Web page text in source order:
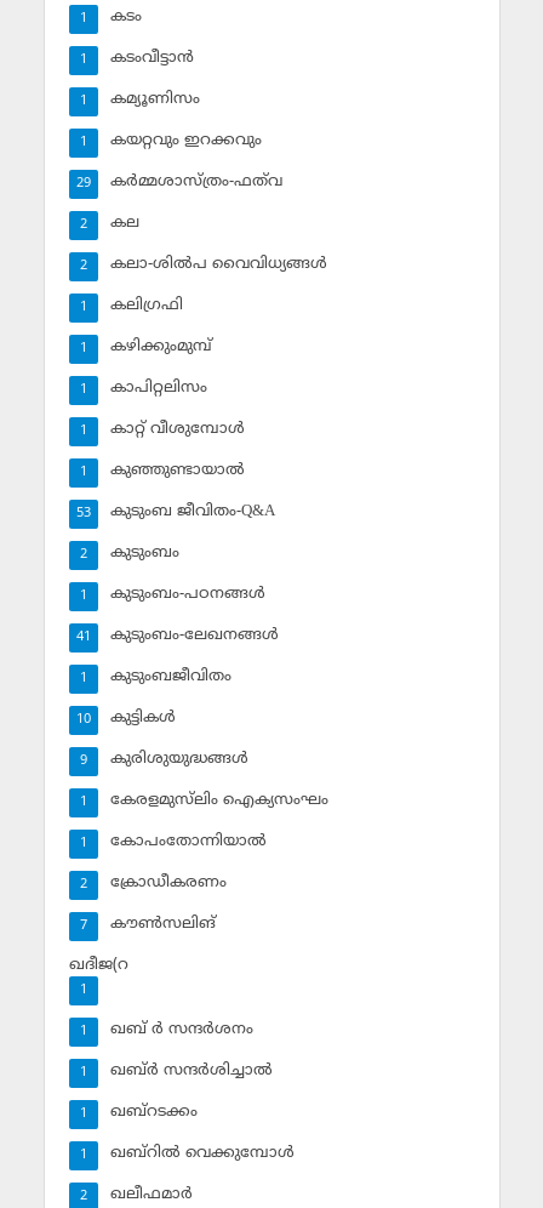
കടം
1
കടംവീട്ടാന്‍
1
കമ്യൂണിസം
1
കയറ്റവും ഇറക്കവും
1
കര്‍മ്മശാസ്ത്രം-ഫത്‌വ
29
കല
2
കലാ-ശില്‍പ വൈവിധ്യങ്ങള്‍
2
കലിഗ്രഫി
1
കഴിക്കുംമുമ്പ്
1
കാപിറ്റലിസം
1
കാറ്റ് വീശുമ്പോള്‍
1
കുഞ്ഞുണ്ടായാല്‍
1
കുടുംബ ജീവിതം-Q&A
53
കുടുംബം
2
കുടുംബം-പഠനങ്ങള്‍
1
കുടുംബം-ലേഖനങ്ങള്‍
41
കുടുംബജീവിതം
1
കുട്ടികള്‍
10
കുരിശുയുദ്ധങ്ങള്‍
9
കേരളമുസ്‌ലിം ഐക്യസംഘം
1
കോപംതോന്നിയാല്‍
1
ക്രോഡീകരണം
2
കൗണ്‍സലിങ്‌
7
ഖദീജ(റ
1
ഖബ് ര്‍ സന്ദര്‍ശനം
1
ഖബ്ര്‍ സന്ദര്‍ശിച്ചാല്‍
1
ഖബ്‌റടക്കം
1
ഖബ്‌റില്‍ വെക്കുമ്പോള്‍
1
ഖലീഫമാര്‍
2